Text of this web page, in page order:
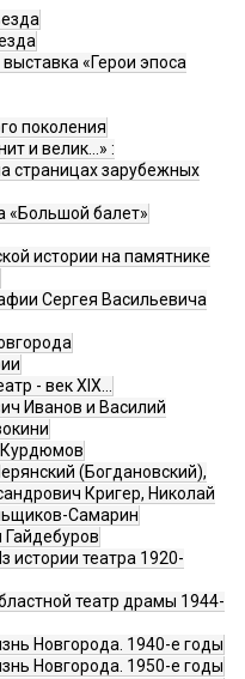
«Герои эпоса
поколения
и велик…» :
страницах зарубежных
«Большой балет»
истории на памятнике
Сергея Васильевича
- век XIX…
Иванов и Василий
Курдюмов
(Богдановский),
Кригер, Николай
Самарин
истории театра 1920-
театр драмы 1944-
Новгорода. 1940-е годы
Новгорода. 1950-е годы